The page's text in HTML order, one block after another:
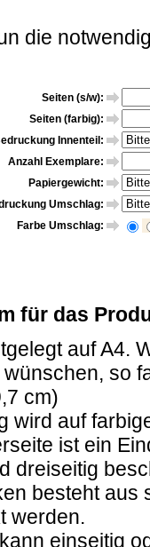
die
Seiten (s/w):
Seiten (farbig):
Innenteil:
Anzahl Exemplare:
Papiergewicht:
Umschlag:
Farbe Umschlag:
für das
auf A4.
so
cm)
wird auf
ist ein
dreiseitig
besteht aus
werden.
einseitig